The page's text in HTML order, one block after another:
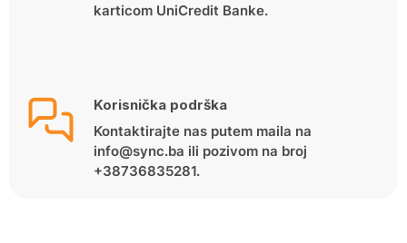
karticom UniCredit Banke.
Korisnička podrška
Kontaktirajte nas putem maila na
info@sync.ba ili pozivom na broj
+38736835281.